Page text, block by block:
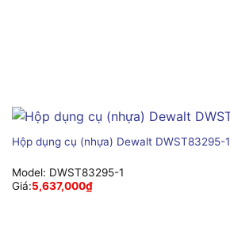
Hộp dụng cụ (nhựa) Dewalt DWST83295-1
Model: DWST83295-1
Giá:5,637,000₫